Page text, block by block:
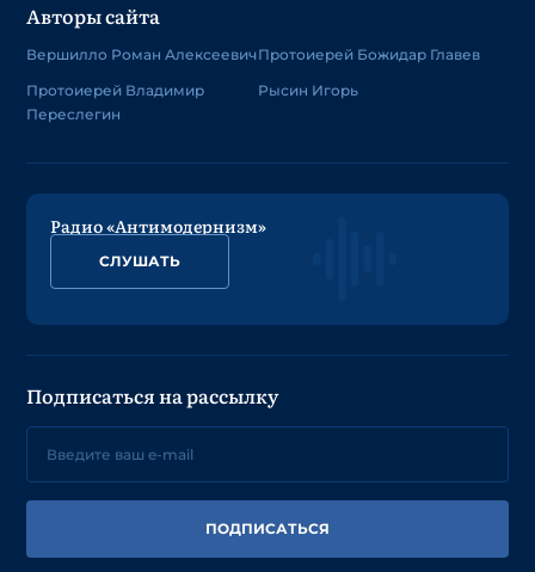
Авторы сайта
Вершилло Роман Алексеевич
Протоиерей Владимир
Переслегин
Протоиерей Божидар Главев
Рысин Игорь
Радио «Антимодернизм»
СЛУШАТЬ
Подписаться на рассылку
ПОДПИСАТЬСЯ